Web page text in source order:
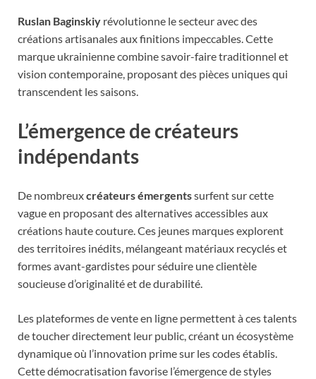
Ruslan Baginskiy révolutionne le secteur avec des
créations artisanales aux finitions impeccables. Cette
marque ukrainienne combine savoir-faire traditionnel et
vision contemporaine, proposant des pièces uniques qui
transcendent les saisons.
L’émergence de créateurs
indépendants
De nombreuxcréateurs émergentssurfent sur cette
vague en proposant des alternatives accessibles aux
créations haute couture. Ces jeunes marques explorent
des territoires inédits, mélangeant matériaux recyclés et
formes avant-gardistes pour séduire une clientèle
soucieuse d’originalité et de durabilité.
Les plateformes de vente en ligne permettent à ces talents
de toucher directement leur public, créant un écosystème
dynamique où l’innovation prime sur les codes établis.
Cette démocratisation favorise l’émergence de styles